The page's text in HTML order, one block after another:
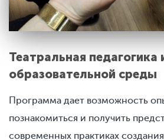
Театральная педагогика
образовательной среды
Программа дает возможность
познакомиться и получить
современных практиках